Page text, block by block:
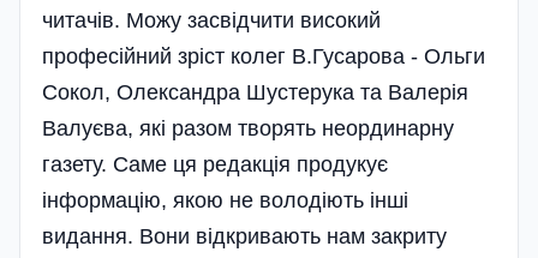
читачів. Можу засвідчити високий
професійний зріст колег В.Гусарова - Ольги
Сокол, Олександра Шустерука та Валерія
Валуєва, які разом творять неординарну
газету. Саме ця редакція продукує
інформацію, якою не володіють інші
видання. Вони відкривають нам закриту